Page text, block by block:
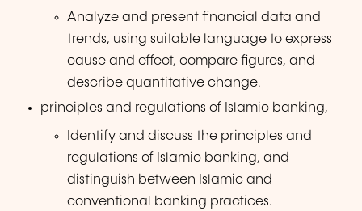
Analyze and present financial data and
trends, using suitable language to express
cause and effect, compare figures, and
describe quantitative change.
principles and regulations of Islamic banking,
Identify and discuss the principles and
regulations of Islamic banking, and
distinguish between Islamic and
conventional banking practices.